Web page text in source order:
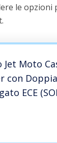
le opzioni
Jet Moto
con Doppia
ECE